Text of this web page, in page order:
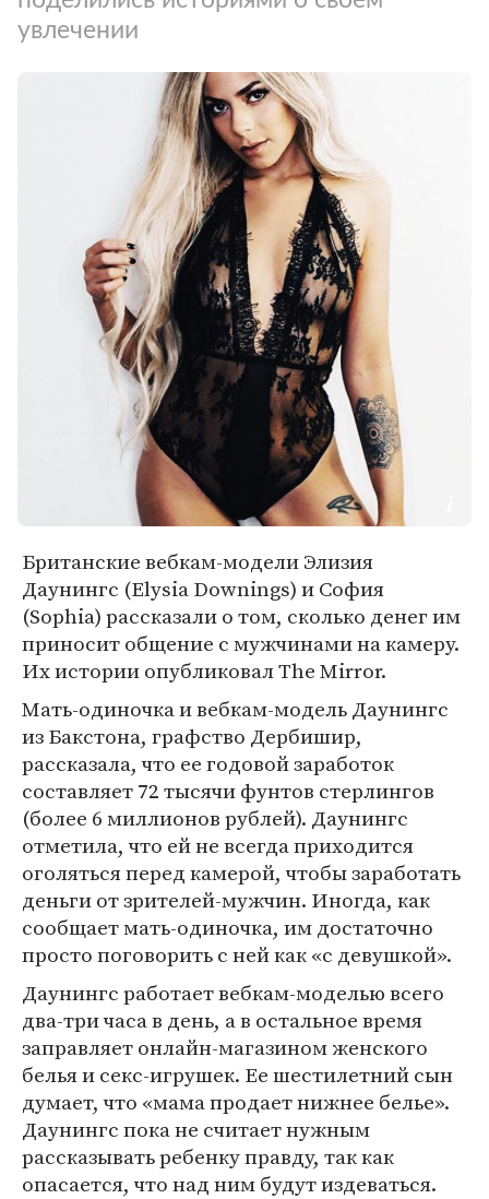
увлечении
Британские вебкам-модели Элизия
Даунингс (Elysia Downings) и София
(Sophia) рассказали о том, сколько денег им
приносит общение с мужчинами на камеру.
Их истории опубликовал The Mirror.
Мать-одиночка и вебкам-модель Даунингс
из Бакстона, графство Дербишир,
рассказала, что ее годовой заработок
составляет 72 тысячи фунтов стерлингов
(более 6 миллионов рублей). Даунингс
отметила, что ей не всегда приходится
оголяться перед камерой, чтобы заработать
деньги от зрителей-мужчин. Иногда, как
сообщает мать-одиночка, им достаточно
просто поговорить с ней как «с девушкой».
Даунингс работает вебкам-моделью всего
два-три часа в день, а в остальное время
заправляет онлайн-магазином женского
белья и секс-игрушек. Ее шестилетний сын
думает, что «мама продает нижнее белье».
Даунингс пока не считает нужным
рассказывать ребенку правду, так как
опасается, что над ним будут издеваться.